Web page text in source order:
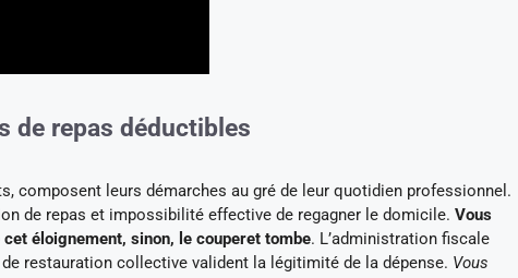
de repas déductibles
composent leurs démarches au gré de leur quotidien professionnel.
de repas et impossibilité effective de regagner le domicile. Vous
éloignement, sinon, le couperet tombe. L’administration fiscale
restauration collective valident la légitimité de la dépense. Vous